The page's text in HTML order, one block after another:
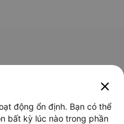
close
động ổn định. Bạn có thể
bất kỳ lúc nào trong phần